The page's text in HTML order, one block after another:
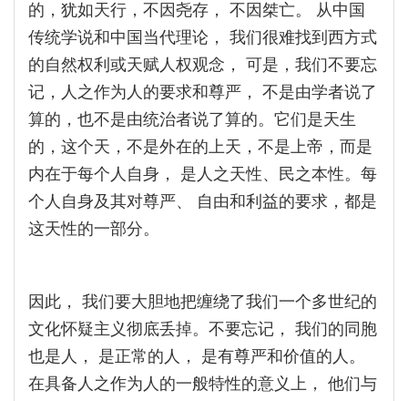
的，犹如天行，不因尧存， 不因桀亡。 从中国
传统学说和中国当代理论， 我们很难找到西方式
的自然权利或天赋人权观念， 可是，我们不要忘
记，人之作为人的要求和尊严， 不是由学者说了
算的，也不是由统治者说了算的。它们是天生
的，这个天，不是外在的上天，不是上帝，而是
内在于每个人自身， 是人之天性、民之本性。每
个人自身及其对尊严、 自由和利益的要求，都是
这天性的一部分。
因此， 我们要大胆地把缠绕了我们一个多世纪的
文化怀疑主义彻底丢掉。不要忘记， 我们的同胞
也是人， 是正常的人， 是有尊严和价值的人。
在具备人之作为人的一般特性的意义上， 他们与